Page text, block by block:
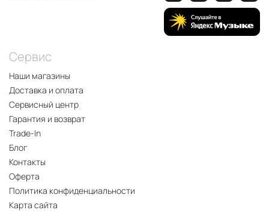
Сервис
Наши магазины
Доставка и оплата
Сервисный центр
Гарантия и возврат
Trade-In
Блог
Контакты
Оферта
Политика конфиденциальности
Карта сайта